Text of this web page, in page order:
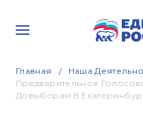
Главная Наша
Предварительное
Довыборам В